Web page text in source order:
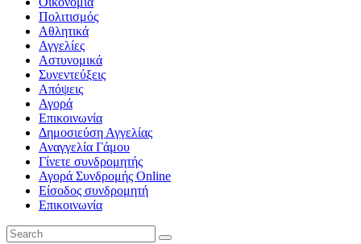
Πολιτισμός
Αθλητικά
Αγγελίες
Αστυνομικά
Συνεντεύξεις
Απόψεις
Αγορά
Επικοινωνία
Δημοσιεύση Αγγελίας
Αναγγελία Γάμου
Γίνετε συνδρομητής
Αγορά Συνδρομής Online
Είσοδος συνδρομητή
Επικοινωνία